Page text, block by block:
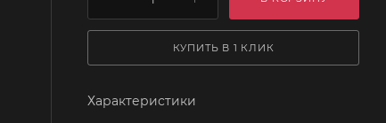
КУПИТЬ В 1 КЛИК
Характеристики